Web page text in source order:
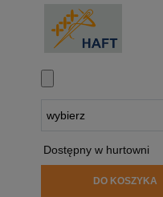
Dostępny w hurtowni
DO KOSZYKA